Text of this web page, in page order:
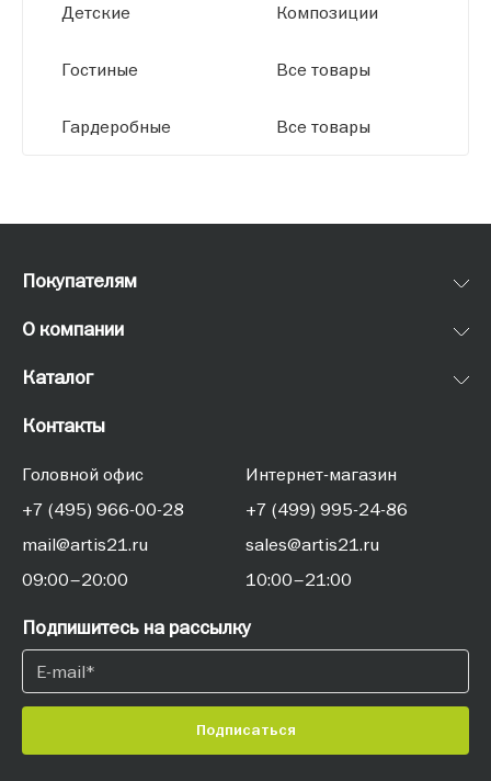
Детские
Гостиные
Гардеробные
Композиции
Все товары
Все товары
Покупателям
О компании
Каталог
Контакты
Головной офис
+7 (495) 966-00-28
mail@artis21.ru
09:00–20:00
Интернет-магазин
+7 (499) 995-24-86
sales@artis21.ru
10:00–21:00
Подпишитесь на рассылку
Подписаться